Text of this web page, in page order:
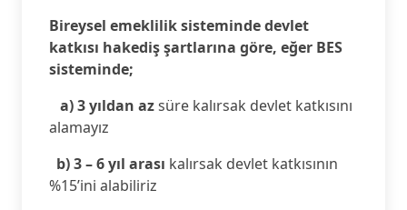
Bireysel emeklilik sisteminde devlet
katkısı hakediş şartlarına göre, eğer BES
sisteminde;
a) 3 yıldan azsüre kalırsak devlet katkısını
alamayız
b) 3 – 6 yıl arası kalırsak devlet katkısının
%15’ini alabiliriz